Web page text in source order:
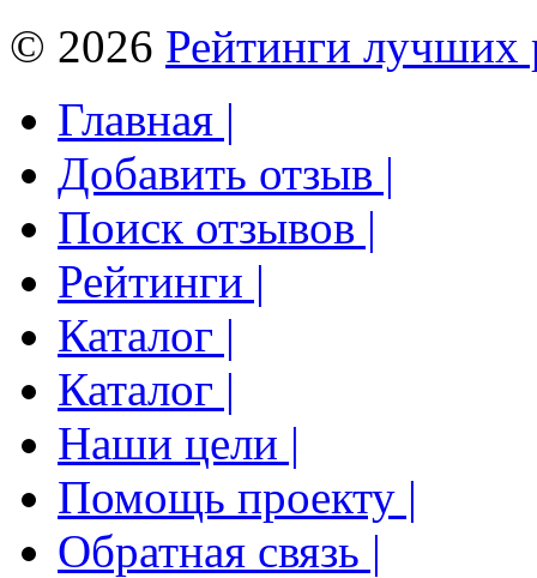
© 2026 Рейтинги лучших
Главная |
Добавить отзыв |
Поиск отзывов |
Рейтинги |
Каталог |
Каталог |
Наши цели |
Помощь проекту |
Обратная связь |